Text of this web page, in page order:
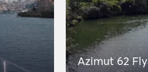
Azimut 62 Fly